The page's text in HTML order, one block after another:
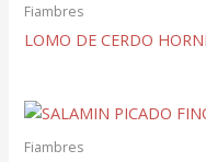
Fiambres
LOMO DE CERDO
Fiambres